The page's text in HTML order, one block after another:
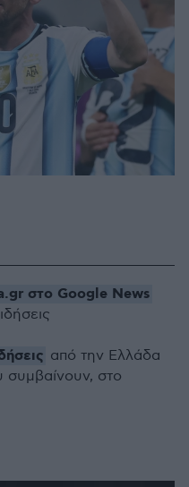
στο Google News
από την Ελλάδα
συμβαίνουν, στο